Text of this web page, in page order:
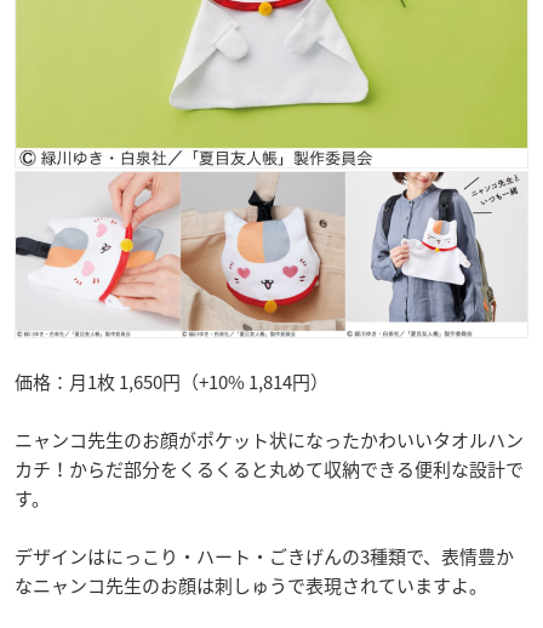
価格：月1枚 1,650円（+10% 1,814円）
ニャンコ先生のお顔がポケット状になったかわいいタオルハン
カチ！からだ部分をくるくると丸めて収納できる便利な設計で
す。
デザインはにっこり・ハート・ごきげんの3種類で、表情豊か
なニャンコ先生のお顔は刺しゅうで表現されていますよ。